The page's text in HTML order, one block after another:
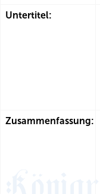
Untertitel:
Zusammenfassung: